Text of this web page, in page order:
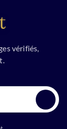
vérifiés,